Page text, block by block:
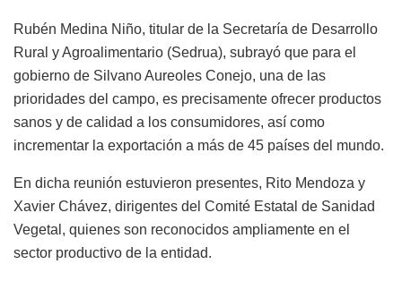
Rubén Medina Niño, titular de la Secretaría de Desarrollo
Rural y Agroalimentario (Sedrua), subrayó que para el
gobierno de Silvano Aureoles Conejo, una de las
prioridades del campo, es precisamente ofrecer productos
sanos y de calidad a los consumidores, así como
incrementar la exportación a más de 45 países del mundo.
En dicha reunión estuvieron presentes, Rito Mendoza y
Xavier Chávez, dirigentes del Comité Estatal de Sanidad
Vegetal, quienes son reconocidos ampliamente en el
sector productivo de la entidad.